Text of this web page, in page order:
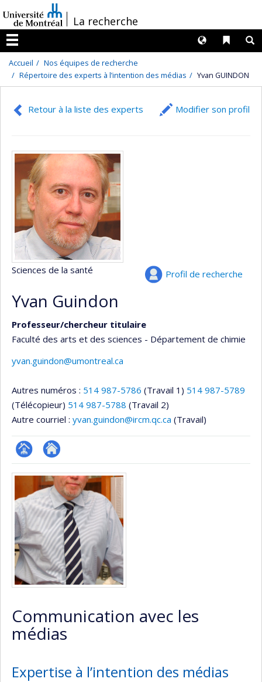
au
contenu
/La recherche
Menu
Liens
Langues
Accueil
Nos équipes de recherche
Répertoire des experts à l’intention des médias
Yvan GUINDON
Retour à la liste des experts Modifier son profil
Profil de recherche
Sciences de la santé
Yvan Guindon
Professeur/chercheur titulaire
Faculté des arts et des sciences - Département de chimie
yvan.guindon@umontreal.ca
Autres numéros : 514 987-5786 (Travail 1) 514 987-5789
(Télécopieur) 514 987-5788 (Travail 2)
Autre courriel : yvan.guindon@ircm.qc.ca (Travail)
Page
professionnelle
(faculté,département,école)
Autre
site
web
Médias
Communication avec les
médias
Expertise à l’intention des médias